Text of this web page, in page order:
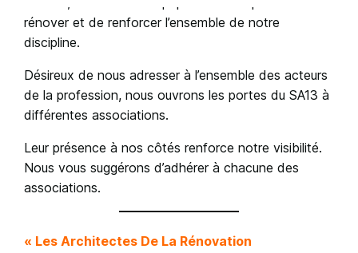
rénover et de renforcer l’ensemble de notre
discipline.
Désireux de nous adresser à l’ensemble des acteurs
de la profession, nous ouvrons les portes du SA13 à
différentes associations.
Leur présence à nos côtés renforce notre visibilité.
Nous vous suggérons d’adhérer à chacune des
associations.
« Les Architectes De La Rénovation